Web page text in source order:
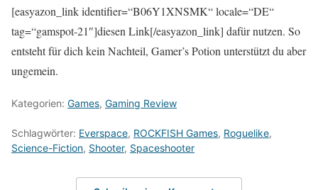
[easyazon_link identifier=“B06Y1XNSMK“ locale=“DE“
tag=“gamspot-21″]diesen Link[/easyazon_link] dafür nutzen. So
entsteht für dich kein Nachteil, Gamer’s Potion unterstützt du aber
ungemein.
Kategorien: Games, Gaming Review
Schlagwörter: Everspace, ROCKFISH Games, Roguelike,
Science-Fiction, Shooter, Spaceshooter